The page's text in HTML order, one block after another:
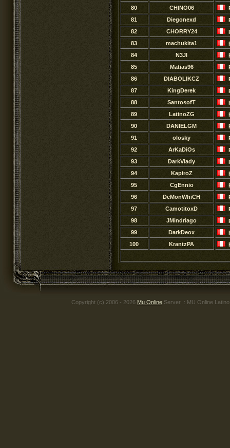
80
CHINO06
81
Diegonexd
82
CHORRY24
83
machukita1
84
N3JI
85
Matias96
86
DIABOLIKCZ
87
KingDerek
88
SantosofT
89
LatinoZG
90
DANIELGM
91
olosky
92
ArKaDiOs
93
DarkVlady
94
KapiroZ
95
CgEnnio
96
DeMonWhiCH
97
CamotitoxD
98
JMindriago
99
DarkDeox
100
KrantzPA
Copyright (c) 2006 - 2026 Mu Online Server .: MU Online